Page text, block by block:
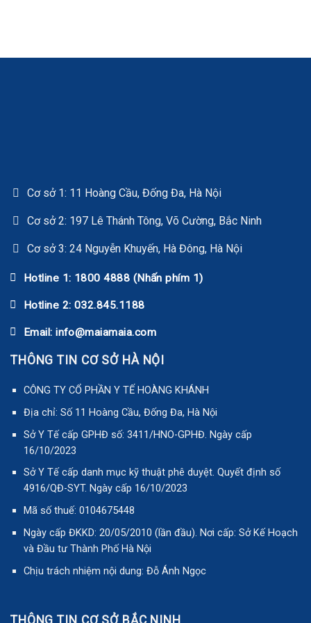
Cơ sở 1: 11 Hoàng Cầu, Đống Đa, Hà Nội
Cơ sở 2: 197 Lê Thánh Tông, Võ Cường, Bắc Ninh
Cơ sở 3: 24 Nguyễn Khuyến, Hà Đông, Hà Nội
Hotline 1: 1800 4888 (Nhấn phím 1)
Hotline 2: 032.845.1188
Email: info@maiamaia.com
THÔNG TIN CƠ SỞ HÀ NỘI
CÔNG TY CỔ PHẦN Y TẾ HOÀNG KHÁNH
Địa chỉ: Số 11 Hoàng Cầu, Đống Đa, Hà Nội
Sở Y Tế cấp GPHĐ số: 3411/HNO-GPHĐ. Ngày cấp
16/10/2023
Sở Y Tế cấp danh mục kỹ thuật phê duyệt. Quyết định số
4916/QĐ-SYT. Ngày cấp 16/10/2023
Mã số thuế: 0104675448
Ngày cấp ĐKKD: 20/05/2010 (lần đầu). Nơi cấp: Sở Kế Hoạch
và Đầu tư Thành Phố Hà Nội
Chịu trách nhiệm nội dung: Đỗ Ánh Ngọc
THÔNG TIN CƠ SỞ BẮC NINH